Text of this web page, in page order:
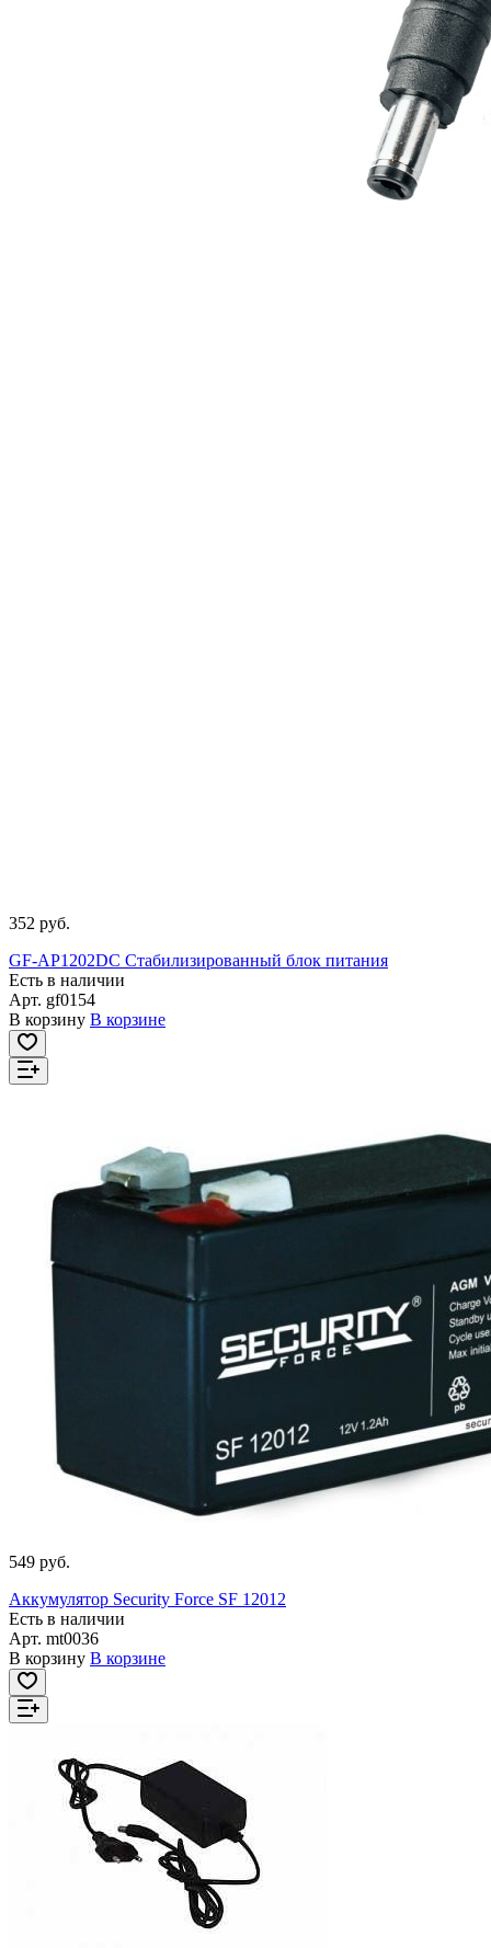
352 руб.
GF-AP1202DC Стабилизированный блок питания
Есть в наличии
Арт. gf0154
В корзину В корзине
549 руб.
Аккумулятор Security Force SF 12012
Есть в наличии
Арт. mt0036
В корзину В корзине